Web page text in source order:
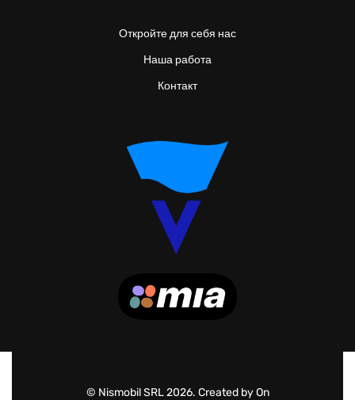
Откройте для себя нас
Наша работа
Контакт
© Nismobil SRL 2026. Created by On